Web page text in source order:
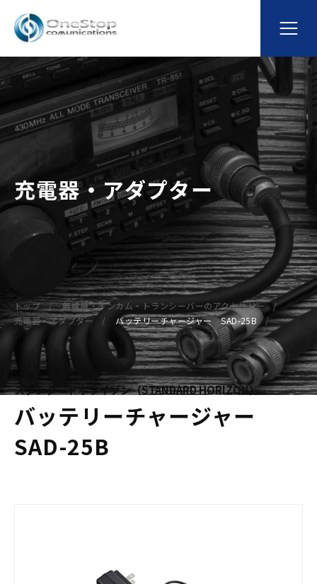
充電器・アダプター
トップ
無線機・インカム・トランシーバーのアクセサリー
充電器・アダプター
バッテリーチャージャー SAD-25B
スタンダードホライゾン（STANDARD HORIZON）
バッテリーチャージャー
SAD-25B